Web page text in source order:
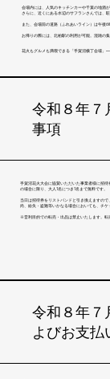
会場内には、人気のキッチンカーや千葉の地酒
さらに、近くにある水辺のサフランさんでは、
また、会場前の道路（ふれあいライン）は午後
お帰りの際には、北柏駅の利用が可能。混雑の
花火もグルメも満喫できる「手賀沼横丁会場」
令和８年
事項
手賀沼花火大会に協賛いただいた事業者様に招
の場合に限り、大人1名につき1名まで無料です。
当日は招待券をリストバンドと引き換えますので
尚、紛失・盗難等いかなる場合においても、チケ
​※営利目的での転売・出品は禁止いたします。転
令和８年
よびお支払